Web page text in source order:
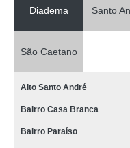
Diadema Santo
São Caetano
Alto Santo André
Bairro Casa Branca
Bairro Paraíso